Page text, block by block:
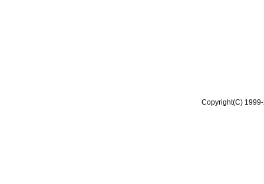
Copyright(C)